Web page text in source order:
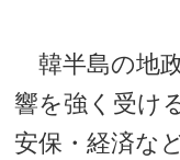
韓半島の地
響を強く受け
安保・経済な